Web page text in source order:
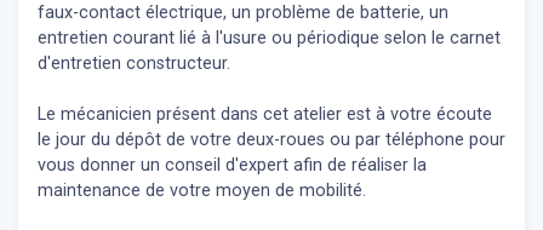
faux-contact électrique, un problème de batterie, un
entretien courant lié à l'usure ou périodique selon le carnet
d'entretien constructeur.
Le mécanicien présent dans cet atelier est à votre écoute
le jour du dépôt de votre deux-roues ou par téléphone pour
vous donner un conseil d'expert afin de réaliser la
maintenance de votre moyen de mobilité.